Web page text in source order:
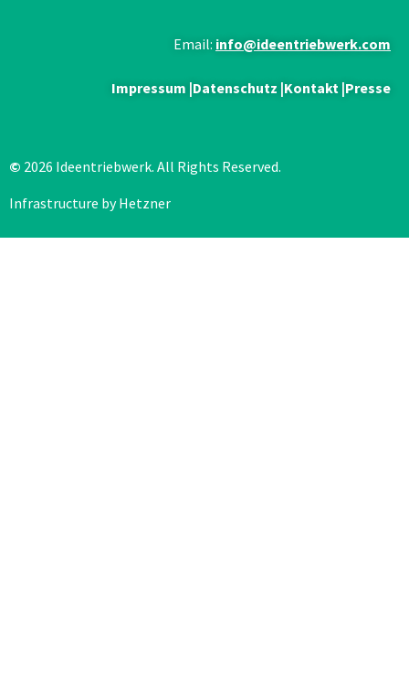
Email: info@ideentriebwerk.com
Impressum |Datenschutz |Kontakt |Presse
© 2026 Ideentriebwerk. All Rights Reserved.
Infrastructure by Hetzner